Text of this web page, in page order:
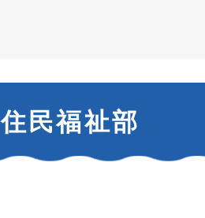
住民福祉部